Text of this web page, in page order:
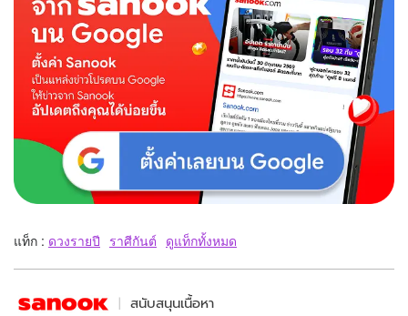
แท็ก : ดวงรายปี ราศีกันต์ ดูแท็กทั้งหมด
สนับสนุนเนื้อหา